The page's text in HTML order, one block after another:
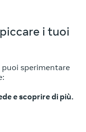
i tuoi
sperimentare
e scoprire di più.